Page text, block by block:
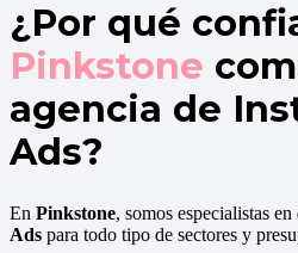
¿Por qué
Pinkstone
agencia de
Ads?
En Pinkstone, somos especialistas en
Ads para todo tipo de sectores y